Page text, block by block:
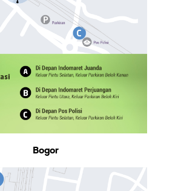
Bogor